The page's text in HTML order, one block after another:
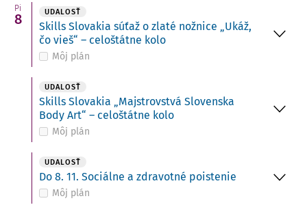
Pi
8 UDALOSŤ
Skills Slovakia súťaž o zlaté nožnice „Ukáž,
čo vieš“ – celoštátne kolo
Môj plán
UDALOSŤ
Skills Slovakia „Majstrovstvá Slovenska
Body Art“ – celoštátne kolo
Môj plán
UDALOSŤ
Do 8. 11. Sociálne a zdravotné poistenie
Môj plán